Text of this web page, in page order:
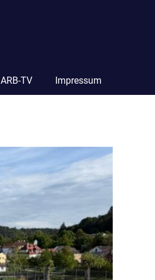
ARB-TV Impressum